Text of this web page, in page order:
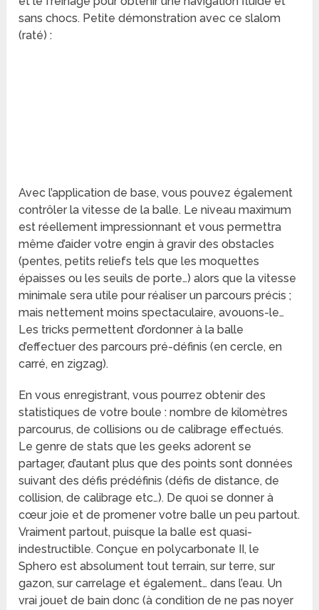
sans chocs. Petite démonstration avec ce slalom
(raté) :
Avec l’application de base, vous pouvez également
contrôler la vitesse de la balle. Le niveau maximum
est réellement impressionnant et vous permettra
même d’aider votre engin à gravir des obstacles
(pentes, petits reliefs tels que les moquettes
épaisses ou les seuils de porte…) alors que la vitesse
minimale sera utile pour réaliser un parcours précis ;
mais nettement moins spectaculaire, avouons-le…
Les tricks permettent d’ordonner à la balle
d’effectuer des parcours pré-définis (en cercle, en
carré, en zigzag).
En vous enregistrant, vous pourrez obtenir des
statistiques de votre boule : nombre de kilomètres
parcourus, de collisions ou de calibrage effectués.
Le genre de stats que les geeks adorent se
partager, d’autant plus que des points sont données
suivant des défis prédéfinis (défis de distance, de
collision, de calibrage etc…). De quoi se donner à
cœur joie et de promener votre balle un peu partout.
Vraiment partout, puisque la balle est quasi-
indestructible. Conçue en polycarbonate II, le
Sphero est absolument tout terrain, sur terre, sur
gazon, sur carrelage et également… dans l’eau. Un
vrai jouet de bain donc (à condition de ne pas noyer